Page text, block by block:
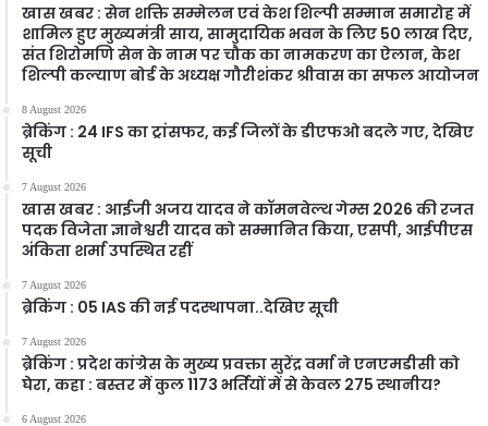
खास खबर : सेन शक्ति सम्मेलन एवं केश शिल्पी सम्मान समारोह में
शामिल हुए मुख्यमंत्री साय, सामुदायिक भवन के लिए 50 लाख दिए,
संत शिरोमणि सेन के नाम पर चौक का नामकरण का ऐलान, केश
शिल्पी कल्याण बोर्ड के अध्यक्ष गौरीशंकर श्रीवास का सफल आयोजन
8 August 2026
ब्रेकिंग : 24 IFS का ट्रांसफर, कई जिलों के डीएफओ बदले गए, देखिए
सूची
7 August 2026
खास खबर : आईजी अजय यादव ने कॉमनवेल्थ गेम्स 2026 की रजत
पदक विजेता ज्ञानेश्वरी यादव को सम्मानित किया, एसपी, आईपीएस
अंकिता शर्मा उपस्थित रहीं
7 August 2026
ब्रेकिंग : 05 IAS की नई पदस्थापना..देखिए सूची
7 August 2026
ब्रेकिंग : प्रदेश कांग्रेस के मुख्य प्रवक्ता सुरेंद्र वर्मा ने एनएमडीसी को
घेरा, कहा : बस्तर में कुल 1173 भर्तियों में से केवल 275 स्थानीय?
6 August 2026